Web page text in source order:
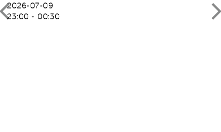
2026-07-09
23:00 - 00:30